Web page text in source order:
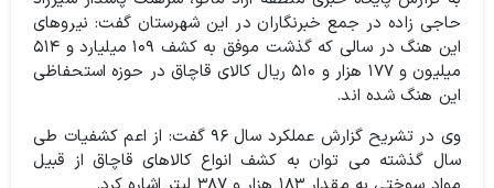
حاجی زاده در جمع خبرنگاران در این شهرستان گفت: نیرو‌های
این هنگ در سالی که گذشت موفق به کشف ۱۰۹ میلیارد و ۵۱۴
میلیون و ۱۷۷ هزار و ۵۱۰ ریال کالای قاچاق در حوزه استحفاظی
این هنگ شده اند.
وی در تشریح گزارش عملکرد سال ۹۶ گفت: از اعم کشفیات طی
سال گذشته می توان به کشف انواع کالاهای قاچاق از قبیل